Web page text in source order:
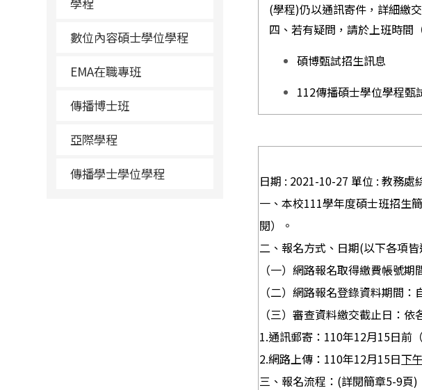
數位內容碩士學位學程
EMA在職專班
傳播博士班
亞際學程
傳播學士學位學程
(學程)仍以通訊寄件，詳細繳
四、若有疑問，請於上班時間
碩博甄試招生訊息
112傳播碩士學位學程甄
日期 : 2021-10-27 單位 : 教務處
一、本校111學年度碩士班招生
閱）。
二、報名方式、日期(以下各項皆
（一）網路報名取得繳費帳號
（二）網路報名登錄資料期間
（三）審查資料繳交截止日：
1.通訊郵寄：110年12月15日前
2.網路上傳：110年12月15日下
三、報名流程：(詳閱簡章5-9頁)